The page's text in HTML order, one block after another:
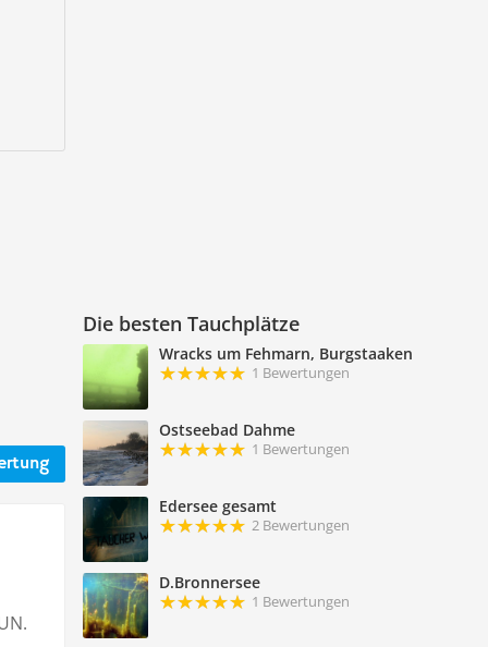
Die besten Tauchplätze
Wracks um Fehmarn, Burgstaaken
1 Bewertungen
Ostseebad Dahme
1 Bewertungen
Edersee gesamt
2 Bewertungen
D.Bronnersee
1 Bewertungen